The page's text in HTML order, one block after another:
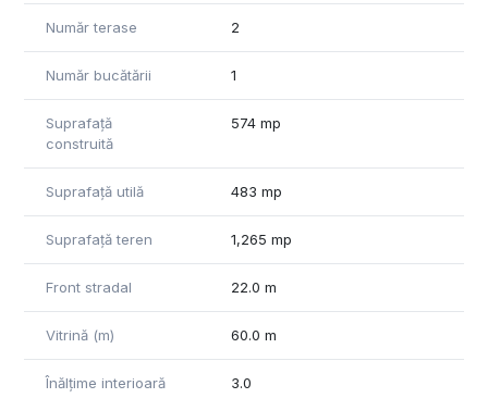
Număr terase 2
Număr bucătării 1
Suprafață
construită
574 mp
Suprafață utilă 483 mp
Suprafață teren 1,265 mp
Front stradal 22.0 m
Vitrină (m) 60.0 m
Înălțime interioară 3.0